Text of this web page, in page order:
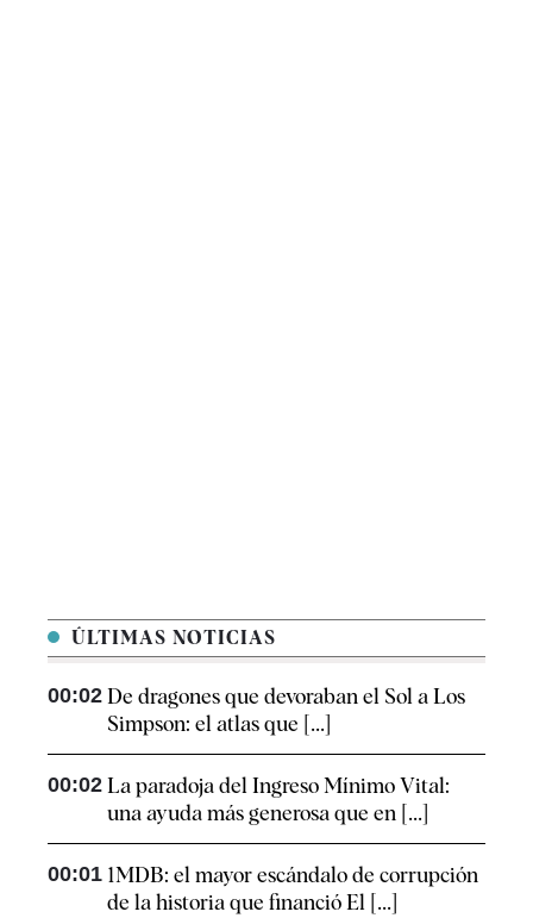
ÚLTIMAS NOTICIAS
00:02 De dragones que devoraban el Sol a Los
Simpson: el atlas que [...]
00:02 La paradoja del Ingreso Mínimo Vital:
una ayuda más generosa que en [...]
00:01 1MDB: el mayor escándalo de corrupción
de la historia que financió El [...]